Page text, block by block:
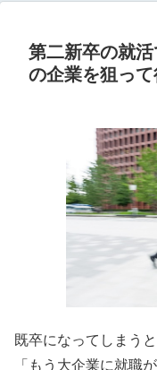
第二新卒の就
の企業を狙っ
既卒になってしまう
「もう大企業に就職